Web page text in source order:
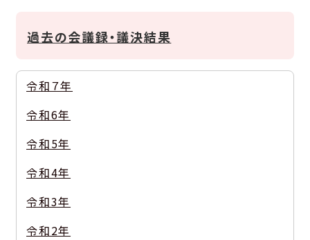
過去の会議録・議決結果
令和７年
令和6年
令和5年
令和4年
令和3年
令和2年